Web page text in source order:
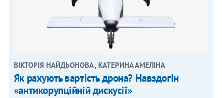
ВІКТОРІЯ НАЙДЬОНОВА , КАТЕРИНА АМЕЛІНА
Як рахують вартість дрона? Навздогін
«антикорупційній дискусії»